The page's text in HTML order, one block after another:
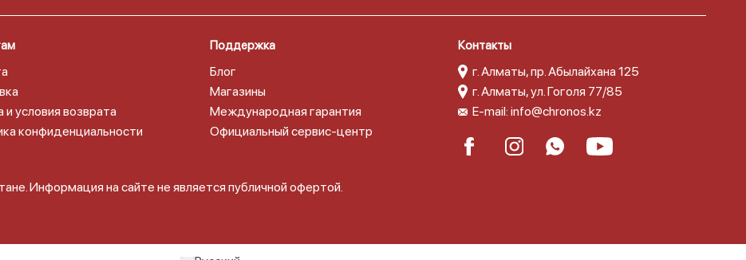
и условия возврата
конфиденциальности
Поддержка
Блог
Магазины
Международная гарантия
Официальный сервис-центр
Контакты
г. Алматы, пр. Абылайхана 125
г. Алматы, ул. Гоголя 77/85
E-mail: info@chronos.kz
Информация на сайте не является публичной офертой.